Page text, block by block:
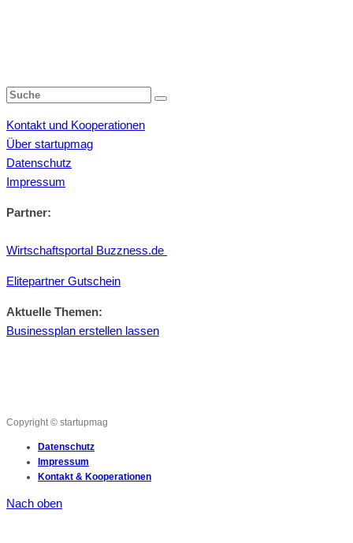
Kontakt und Kooperationen
Über startupmag
Datenschutz
Impressum
Partner:
Wirtschaftsportal Buzzness.de
Elitepartner Gutschein
Aktuelle Themen:
Businessplan erstellen lassen
Copyright © startupmag
Datenschutz
Impressum
Kontakt & Kooperationen
Nach oben